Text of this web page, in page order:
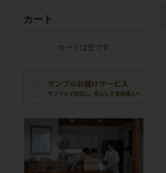
カート
カートは空です